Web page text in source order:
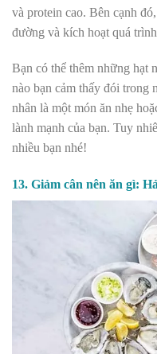
và protein cao. Bên cạnh
đường và kích hoạt quá
Bạn có thể thêm những hạt
nào bạn cảm thấy đói trong
nhân là một món ăn nhẹ
lành mạnh của bạn. Tuy
nhiều bạn nhé!
13. Giảm cân nên ăn gì: